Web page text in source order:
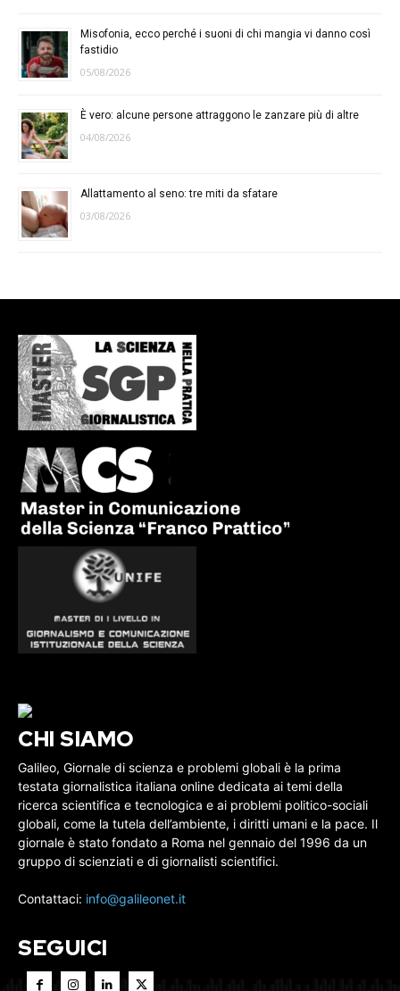
Misofonia, ecco perché i suoni di chi mangia vi danno così
fastidio
05/08/2026
È vero: alcune persone attraggono le zanzare più di altre
04/08/2026
Allattamento al seno: tre miti da sfatare
03/08/2026
CHI SIAMO
Galileo, Giornale di scienza e problemi globali è la prima
testata giornalistica italiana online dedicata ai temi della
ricerca scientifica e tecnologica e ai problemi politico-sociali
globali, come la tutela dell’ambiente, i diritti umani e la pace. Il
giornale è stato fondato a Roma nel gennaio del 1996 da un
gruppo di scienziati e di giornalisti scientifici.
Contattaci: info@galileonet.it
SEGUICI